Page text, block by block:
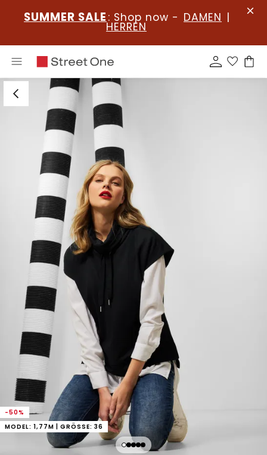
SUMMER SALE : Shop now - DAMEN |
HERREN
-50%
MODEL: 1,77M | GRÖSSE: 36